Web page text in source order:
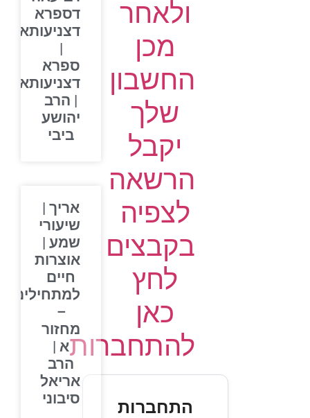
ולאחר
מכן
החשבון
שלך
יקבל
הרשאה
לצפיה
בקבצים
לחץ
כאן
להתחברות
התחברות
דספרא
דצניעותא
ספרא
דצניעותא
| הרב
יהושע
ביבי
אריך |
שיעורי
שמע |
אוצרות
חיים
למתחילים
מחזור
א |
הרב
אריאל
סיבוני